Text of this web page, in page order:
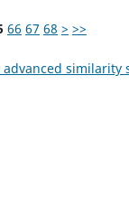
66 67 68 > >>
similarity